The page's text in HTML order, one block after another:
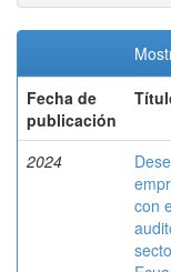
Fecha de
publicación
2024
con